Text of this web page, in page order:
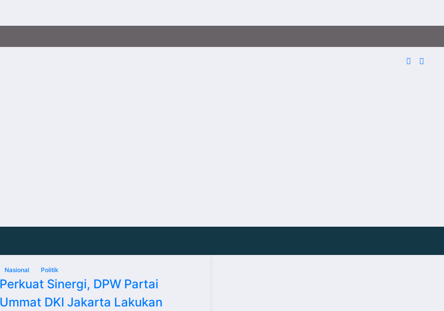
Nasional Politik
Perkuat Sinergi, DPW Partai
Ummat DKI Jakarta Lakukan